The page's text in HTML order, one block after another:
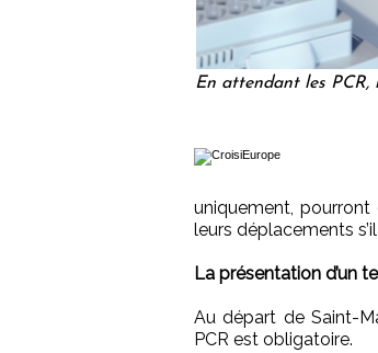
En attendant les
uniquement,
leurs déplacements
La présentation d’un
Au départ de Saint-
PCR est obligatoire.